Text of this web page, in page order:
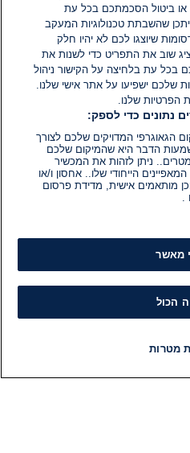
ביטול הסכמתכם בכל עת
שהשבתת טכנולוגיות המעקב
שיוצגו לכם לא יהיו חלק
שוב את התפריט כדי לשנות את
עת בלחיצה על הקישור ניהול
שלכם ישפיעו על אתר אישי שלנו.
הפרטיות שלנו.
נתונים כדי לספק:
הגאוגרפי המדויקים שלכם לצורך
הדבר היא שהמיקום שלכם
ניתן לזהות את המכשיר
הייחודי שלו.. אחסון ו/או
מותאמים אישית, מדידת פרסום
.
מאשר
הכול
מטרות